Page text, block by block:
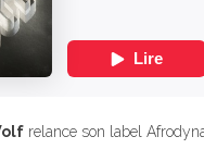
relance son label